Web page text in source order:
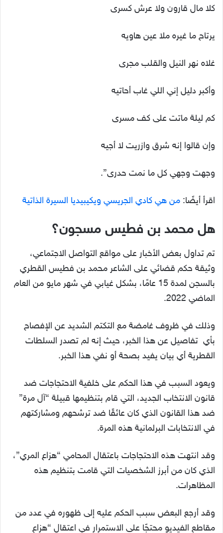
كلا مال قارون ولا عرش كسرى
يرتاح ما غيره ملا عين هاويه
غلاه نهر النيل والقلب مجرى
وأكبر دليل إني اللي غاب أحاتيه
كم ليلة ماتت على كف مسرى
وإن قالوا إنه شرق وازريت لا أجيه
وجهت وجهي كل ما نمت حدرى”.
اقرأ أيضًا: من هي كادي الجريسي ويكيبيديا السيرة الذاتية
هل محمد بن فطيس مسجون؟
تم تداول بعض الأخبار على مواقع التواصل الاجتماعي،
وثيقة حكم قضائي على الشاعر محمد بن فطيس القطري
بالسجن لمدة 15 عامًا، بشكل غيابي في شهر مايو من العام
الماضي 2022.
وذلك في ظروف غامضة مع التكتم الشديد عن الإفصاح
بأي تفاصيل عن هذا الخبر، حيث إنه لم تصدر السلطات
القطرية أي بيان يفيد بصحة أو نفي هذا الخبر.
ويعود السبب في هذا الحكم على خلفية الاحتجاجات ضد
قانون الانتخاب الجديد، التي قام بتنظيمها قبيلة “آل مرة”
ضد هذا القانون الذي كان عائقًا ضد ترشحهم ومشاركتهم
في الانتخابات البرلمانية هذه المرة.
وقد انتهت هذه الاحتجاجات باعتقال المحامي “هزاع المري”،
الذي كان من أبرز الشخصيات التي قامت بتنظيم هذه
المظاهرات.
وقد أرجع البعض سبب الحكم عليه إلى ظهوره في عدد من
مقاطع الفيديو محتجًا على الاستمرار في اعتقال “هزاع